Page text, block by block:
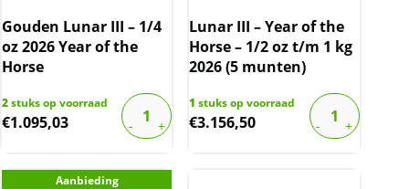
Gouden Lunar III – 1/4
oz 2026 Year of the
Horse
2stuks op voorraad
€1.095,03
Lunar III – Year of the
Horse – 1/2 oz t/m 1 kg
2026 (5 munten)
1 stuks op voorraad
€3.156,50
Aanbieding